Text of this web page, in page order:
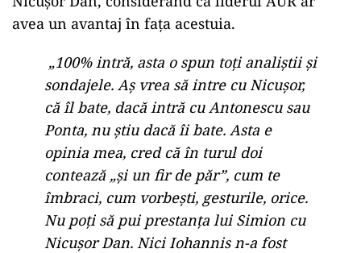
avea un avantaj în fața acestuia.
„100% intră, asta o spun toți analiștii și
sondajele. Aș vrea să intre cu Nicușor,
că îl bate, dacă intră cu Antonescu sau
Ponta, nu știu dacă îi bate. Asta e
opinia mea, cred că în turul doi
contează „și un fir de păr”, cum te
îmbraci, cum vorbești, gesturile, orice.
Nu poți să pui prestanța lui Simion cu
Nicușor Dan. Nici Iohannis n-a fost